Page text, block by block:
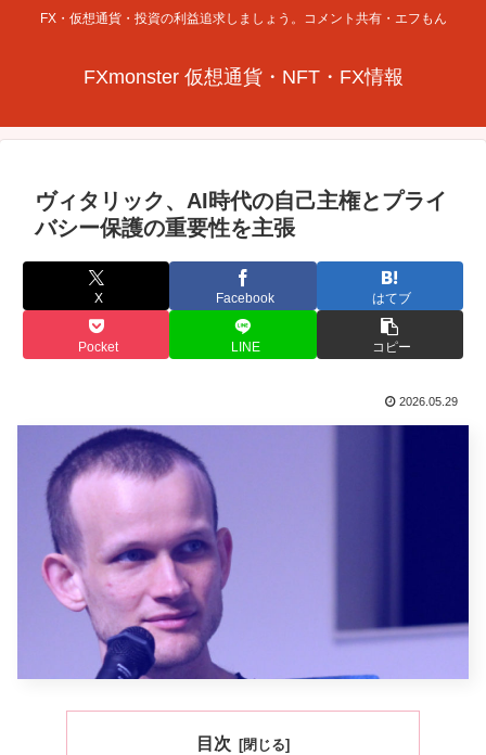
FX・仮想通貨・投資の利益追求しましょう。コメント共有・エフもん
FXmonster 仮想通貨・NFT・FX情報
ヴィタリック、AI時代の自己主権とプライ
バシー保護の重要性を主張
X Facebook はてブ
Pocket LINE コピー
2026.05.29
目次